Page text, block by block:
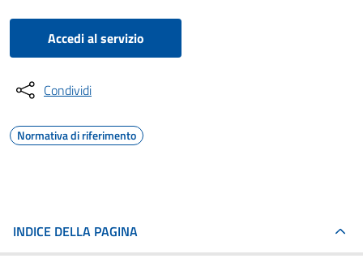
Accedi al servizio
Condividi
Normativa di riferimento
INDICE DELLA PAGINA